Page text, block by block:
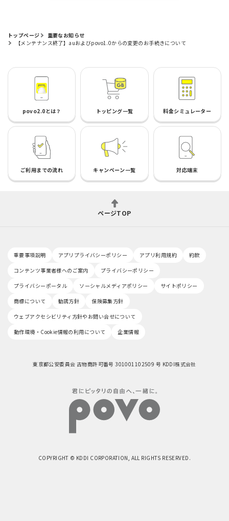
トップページ
重要なお知らせ
【メンテナンス終了】auおよびpovo1.0からの変更のお手続きについて
povo2.0とは？ トッピング一覧 料金シミュレーター
ご利用までの流れ キャンペーン一覧 対応端末
ページTOP
重要事項説明 アプリプライバシーポリシー アプリ利用規約
約款
コンテンツ事業者様へのご案内
プライバシーポリシー
プライバシーポータル
ソーシャルメディアポリシー
サイトポリシー
商標について
勧誘方針
保険募集方針
ウェブアクセシビリティ方針やお問い合せについて
動作環境・Cookie情報の利用について
企業情報
東京都公安委員会 古物商許可番号 301001102509 号 KDDI株式会社
COPYRIGHT © KDDI CORPORATION, ALL RIGHTS RESERVED.